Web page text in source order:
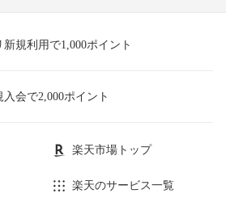
規利用で1,000ポイント
会で2,000ポイント
楽天市場トップ
楽天のサービス一覧